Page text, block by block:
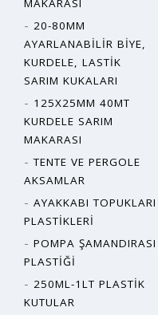
MAKARASI
20-80MM
AYARLANABILIR BIYE,
KURDELE, LASTIK
SARIM KUKALARI
125X25MM 40MT
KURDELE SARIM
MAKARASI
TENTE VE PERGOLE
AKSAMLAR
AYAKKABI TOPUKLARI
PLASTIKLERI
POMPA ŞAMANDIRASI
PLASTIĞI
250ML-1LT PLASTIK
KUTULAR